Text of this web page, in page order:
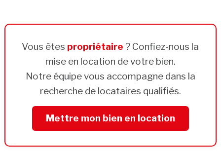
Vous êtes propriétaire ? Confiez-nous la
mise en location de votre bien.
Notre équipe vous accompagne dans la
recherche de locataires qualifiés.
Mettre mon bien en location